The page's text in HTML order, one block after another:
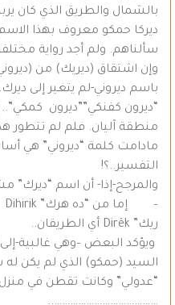
بالشمال والطريق الذي كان
ديركا حمكو معروف بهذا
سألناهم. ولم أجد رواية
وإن اشتقاق (ديريك) من
باسم ديروني-لم يتغير إلى
“ديرون كفنكي””ديرون
منطقة آليان. فلم لم تتطور
مادامت كلمة “ديروني” هي
التفسير..؟!
والمرجح-إذا- أن اسم “ديرك”
ريك” Dirêk أي الطريقان..
ويؤكد البعض –وهي غالبية-
السيد (حمكو) الذي لم يكن
“عدولي” وكانت تقطن في
…………………………………..